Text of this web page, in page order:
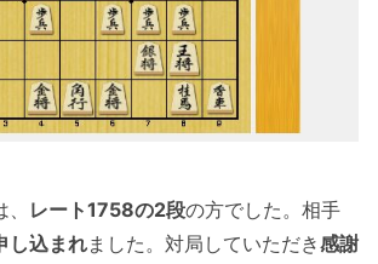
レート1758の2段の方でした。相手
し込まれました。対局していただき感謝